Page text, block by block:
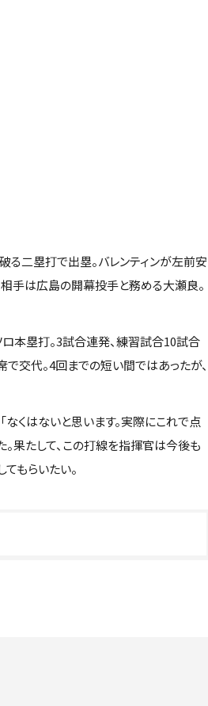
二塁打で出塁。バレンティンが左前安
手は広島の開幕投手と務める大瀬良。
本塁打。3試合連発、練習試合10試合
交代。4回までの短い間ではあったが、
くはないと思います。実際にこれで点
果たして、この打線を指揮官は今後も
もらいたい。